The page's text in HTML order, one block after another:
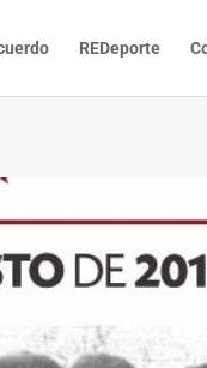
REDeporte